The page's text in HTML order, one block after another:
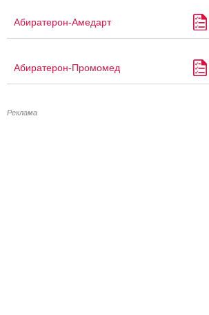
Абиратерон-Амедарт
Абиратерон-Промомед
Реклама